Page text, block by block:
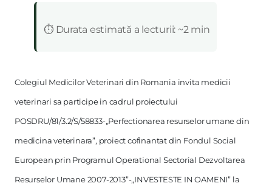
⏱️ Durata estimată a lecturii: ~2 min
Colegiul Medicilor Veterinari din Romania invita medicii
veterinari sa participe in cadrul proiectului
POSDRU/81/3.2/S/58833-„Perfectionarea resurselor umane din
medicina veterinara”, proiect cofinantat din Fondul Social
European prin Programul Operational Sectorial Dezvoltarea
Resurselor Umane 2007-2013”-„INVESTESTE IN OAMENI” la